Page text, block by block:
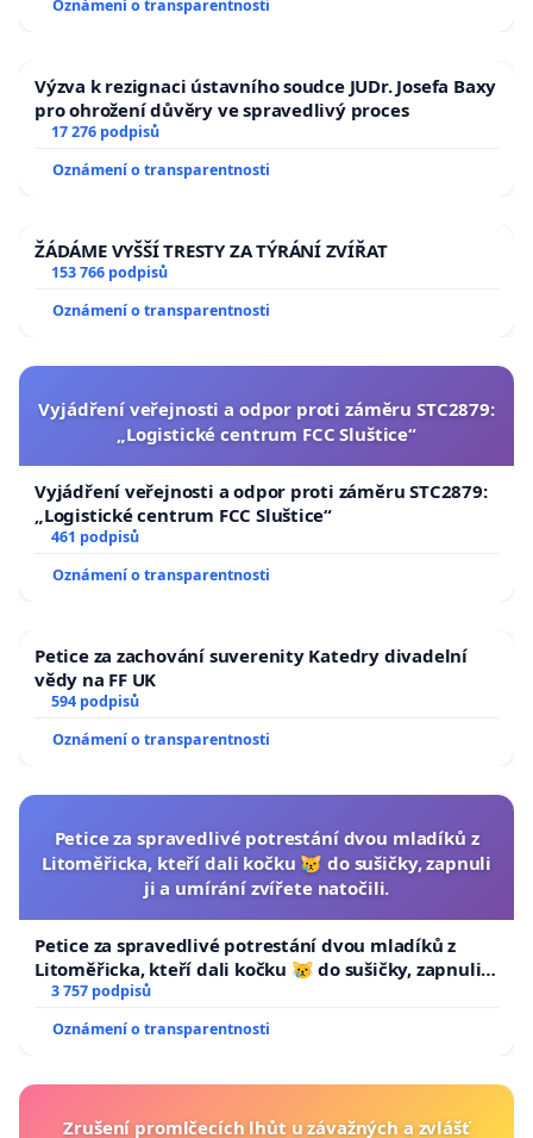
Oznámení o transparentnosti
Výzva k rezignaci ústavního soudce JUDr. Josefa Baxy
pro ohrožení důvěry ve spravedlivý proces
17 276 podpisů
Oznámení o transparentnosti
ŽÁDÁME VYŠŠÍ TRESTY ZA TÝRÁNÍ ZVÍŘAT
153 766 podpisů
Oznámení o transparentnosti
Vyjádření veřejnosti a odpor proti záměru STC2879:
„Logistické centrum FCC Sluštice“
Vyjádření veřejnosti a odpor proti záměru STC2879:
„Logistické centrum FCC Sluštice“
461 podpisů
Oznámení o transparentnosti
Petice za zachování suverenity Katedry divadelní
vědy na FF UK
594 podpisů
Oznámení o transparentnosti
Petice za spravedlivé potrestání dvou mladíků z
Litoměřicka, kteří dali kočku 😿 do sušičky, zapnuli
ji a umírání zvířete natočili.
Petice za spravedlivé potrestání dvou mladíků z
Litoměřicka, kteří dali kočku 😿 do sušičky, zapnuli ji
a umírání zvířete natočili.
3 757 podpisů
Oznámení o transparentnosti
Zrušení promlčecích lhůt u závažných a zvlášť